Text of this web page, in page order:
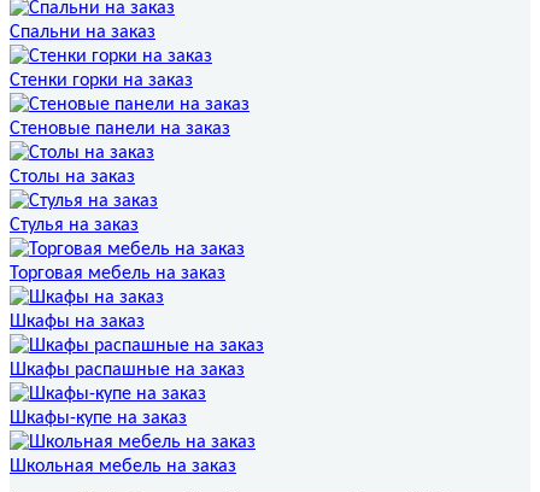
Спальни на заказ
Стенки горки на заказ
Стеновые панели на заказ
Столы на заказ
Стулья на заказ
Торговая мебель на заказ
Шкафы на заказ
Шкафы распашные на заказ
Шкафы-купе на заказ
Школьная мебель на заказ